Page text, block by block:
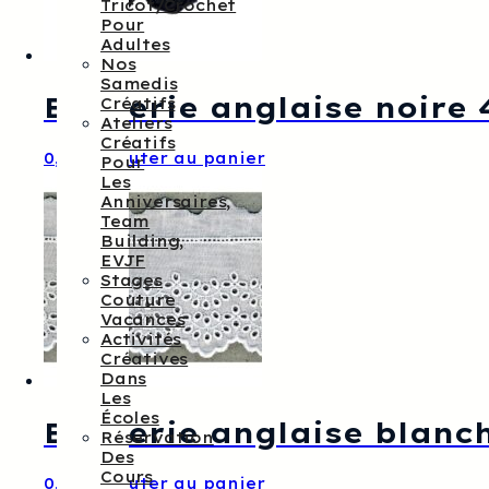
Tricot/crochet
Pour
Adultes
Nos
Samedis
Créatifs
Ateliers
Créatifs
Pour
Les
Anniversaires,
Team
Building,
EVJF
Stages
Couture
Vacances
Activités
Créatives
Dans
Les
Écoles
Réservation
Des
Cours
Broderie anglaise noire
0,40 Ajouter au panier
Broderie anglaise
0,70 Ajouter au panier